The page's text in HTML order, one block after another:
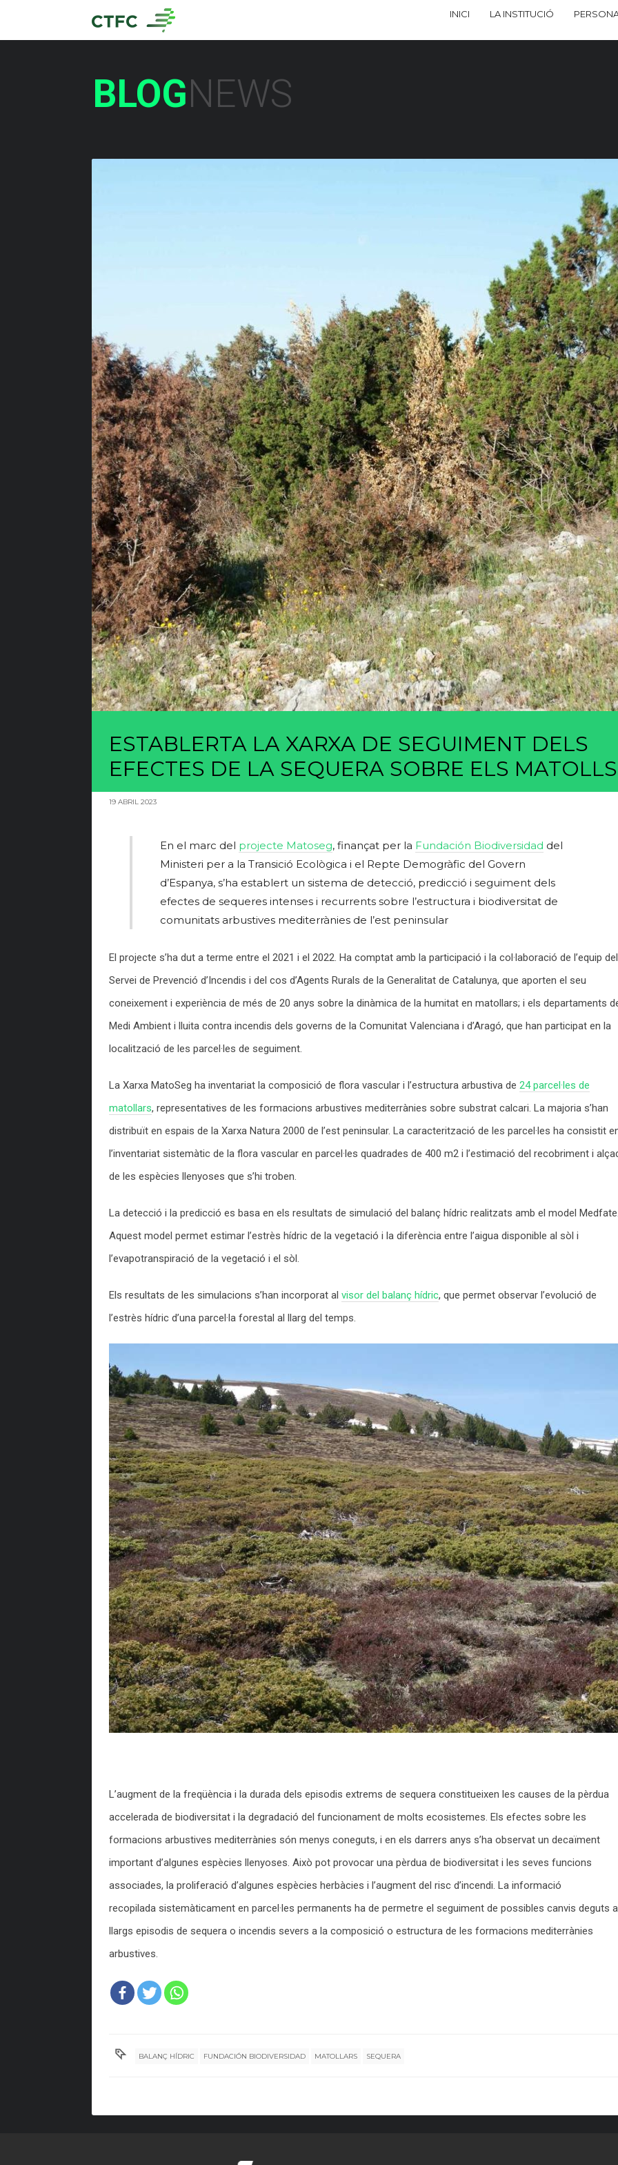
INICI LA INSTITUCIÓ
BLOGNEWS
ESTABLERTA LA XARXA DE SEGUIMENT DELS
EFECTES DE LA SEQUERA SOBRE ELS MATOLLS
19 ABRIL 2023
En el marc del projecte Matoseg, finançat per la Fundación Biodiversidad del
Ministeri per a la Transició Ecològica i el Repte Demogràfic del Govern
d’Espanya, s’ha establert un sistema de detecció, predicció i seguiment dels
efectes de sequeres intenses i recurrents sobre l’estructura i biodiversitat de
comunitats arbustives mediterrànies de l’est peninsular
El projecte s’ha dut a terme entre el 2021 i el 2022. Ha comptat amb la participació i la col·laboració de l’equip del
Servei de Prevenció d’Incendis i del cos d’Agents Rurals de la Generalitat de Catalunya, que aporten el seu
coneixement i experiència de més de 20 anys sobre la dinàmica de la humitat en matollars; i els departaments
Medi Ambient i lluita contra incendis dels governs de la Comunitat Valenciana i d’Aragó, que han participat en la
localització de les parcel·les de seguiment.
La Xarxa MatoSeg ha inventariat la composició de flora vascular i l’estructura arbustiva de 24 parcel·les de
matollars, representatives de les formacions arbustives mediterrànies sobre substrat calcari. La majoria s’han
distribuït en espais de la Xarxa Natura 2000 de l’est peninsular. La caracterització de les parcel·les ha consistit
l’inventariat sistemàtic de la flora vascular en parcel·les quadrades de 400 m2 i l’estimació del recobriment i
de les espècies llenyoses que s’hi troben.
La detecció i la predicció es basa en els resultats de simulació del balanç hídric realitzats amb el model Medfate.
Aquest model permet estimar l’estrès hídric de la vegetació i la diferència entre l’aigua disponible al sòl i
l’evapotranspiració de la vegetació i el sòl.
Els resultats de les simulacions s’han incorporat al visor del balanç hídric, que permet observar l’evolució de
l’estrès hídric d’una parcel·la forestal al llarg del temps.
L’augment de la freqüència i la durada dels episodis extrems de sequera constitueixen les causes de la pèrdua
accelerada de biodiversitat i la degradació del funcionament de molts ecosistemes. Els efectes sobre les
formacions arbustives mediterrànies són menys coneguts, i en els darrers anys s’ha observat un decaïment
important d’algunes espècies llenyoses. Això pot provocar una pèrdua de biodiversitat i les seves funcions
associades, la proliferació d’algunes espècies herbàcies i l’augment del risc d’incendi. La informació
recopilada sistemàticament en parcel·les permanents ha de permetre el seguiment de possibles canvis deguts a
llargs episodis de sequera o incendis severs a la composició o estructura de les formacions mediterrànies
arbustives.
BALANÇ HÍDRIC FUNDACIÓN BIODIVERSIDAD MATOLLARS SEQUERA